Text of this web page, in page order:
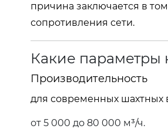
причина заключается в
сопротивления сети.
Какие параметры
Производительность
для современных шахтных
от 5 000 до 80 000 м³/ч.